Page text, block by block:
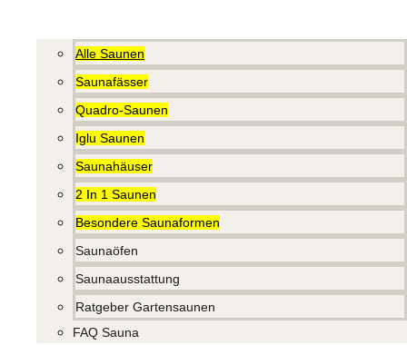
Alle Saunen
Saunafässer
Quadro-Saunen
Iglu Saunen
Saunahäuser
2 In 1 Saunen
Besondere Saunaformen
Saunaöfen
Saunaausstattung
Ratgeber Gartensaunen
FAQ Sauna